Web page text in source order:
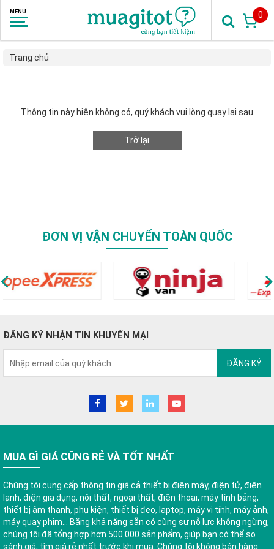
0
Trang chủ
Thông tin này hiện không có, quý khách vui lòng quay lại sau
Trở lại
ĐƠN VỊ VẬN CHUYỂN TOÀN QUỐC
ĐĂNG KÝ NHẬN TIN KHUYẾN MẠI
ĐĂNG KÝ
MUA GÌ GIÁ CŨNG RẺ VÀ TỐT NHẤT
Chúng tôi cung cấp thông tin giá cả thiết bị điện máy, điện tử, điện
lạnh, điện gia dụng, nội thất, ngoại thất, điện thoại, máy tính bảng,
thiết bị âm thanh, phụ kiện, thiết bị đeo, laptop, máy vi tính, máy ảnh,
máy quay phim... Bằng khả năng sẵn có cùng sự nỗ lực không ngừng,
chúng tôi đã tổng hợp hơn 500.000 sản phẩm, giúp bạn có thể so
sánh giá, tìm giá rẻ nhất trước khi mua. Chúng tôi không bán hàng.